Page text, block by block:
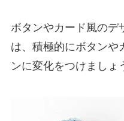
ボタンやカード風のデ
は、積極的にボタンや
ンに変化をつけましょ